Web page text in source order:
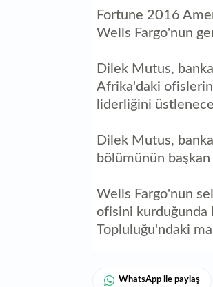
Fortune 2016
Wells Fargo'nun
Dilek Mutus,
Afrika'daki
liderliğini
Dilek Mutus,
bölümünün başkan
Wells Fargo'nun
ofisini kurduğunda
Topluluğu'ndaki
WhatsApp ile paylaş